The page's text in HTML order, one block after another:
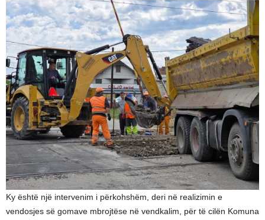
Ky është një intervenim i përkohshëm, deri në realizimin e
vendosjes së gomave mbrojtëse në vendkalim, për të cilën Komuna